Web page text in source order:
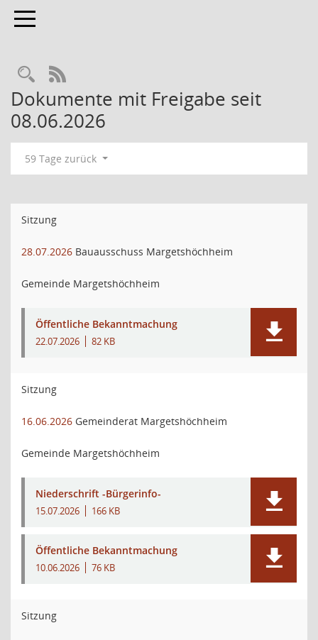
Toggle navigation
RSS-Feed
Dokumente mit Freigabe seit
08.06.2026
59 Tage zurück
Sitzung
28.07.2026 Bauausschuss Margetshöchheim
Gemeinde Margetshöchheim
Öffentliche Bekanntmachung
22.07.2026 82 KB
Sitzung
16.06.2026 Gemeinderat Margetshöchheim
Gemeinde Margetshöchheim
Niederschrift -Bürgerinfo-
15.07.2026 166 KB
Öffentliche Bekanntmachung
10.06.2026 76 KB
Sitzung